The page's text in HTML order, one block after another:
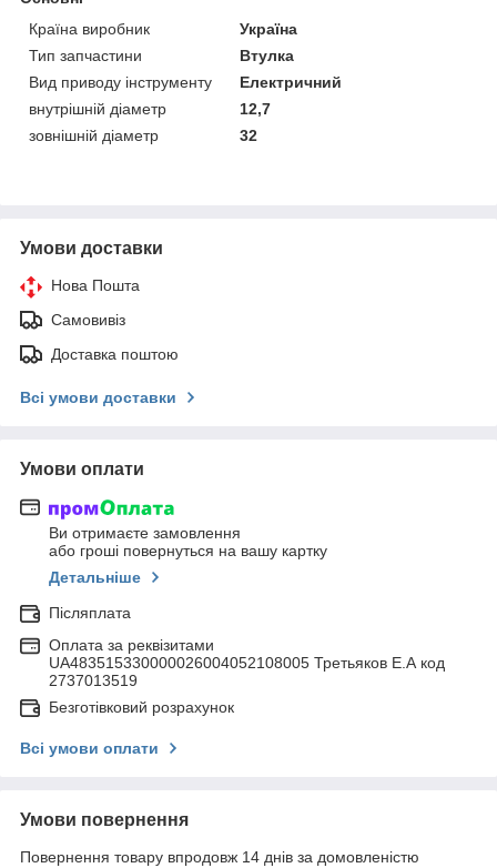
Країна виробник
Україна
Тип запчастини
Втулка
Вид приводу інструменту
Електричний
внутрішній діаметр
12,7
зовнішній діаметр
32
Умови доставки
Нова Пошта
Самовивіз
Доставка поштою
Всі умови доставки
Умови оплати
Ви отримаєте замовлення
або гроші повернуться на вашу картку
Детальніше
Післяплата
Оплата за реквізитами
UA483515330000026004052108005 Третьяков Е.А код
2737013519
Безготівковий розрахунок
Всі умови оплати
Умови повернення
Повернення товару впродовж 14 днів за домовленістю